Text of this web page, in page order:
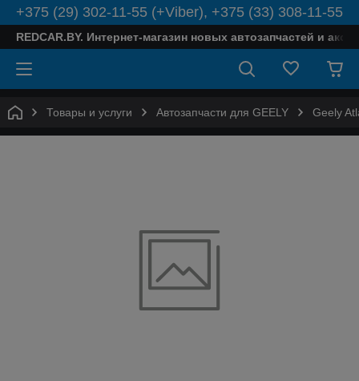
+375 (29) 302-11-55 (+Viber), +375 (33) 308-11-55
REDCAR.BY. Интернет-магазин новых автозапчастей и
Товары и услуги Автозапчасти для GEELY Geely